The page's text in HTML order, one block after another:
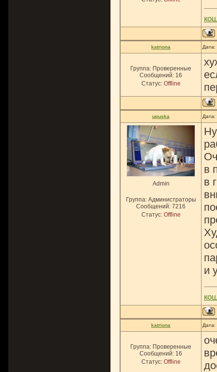
katriona
Группа: Проверенные
Сообщений: 16
Статус: Offline
upuska
Admin
Группа: Администраторы
Сообщений: 7216
Статус: Offline
в
в
и
katriona
Группа: Проверенные
Сообщений: 16
Статус: Offline